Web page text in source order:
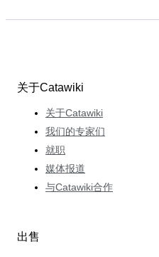
关于Catawiki
关于Catawiki
我们的专家们
就职
媒体报道
与Catawiki合作
出售